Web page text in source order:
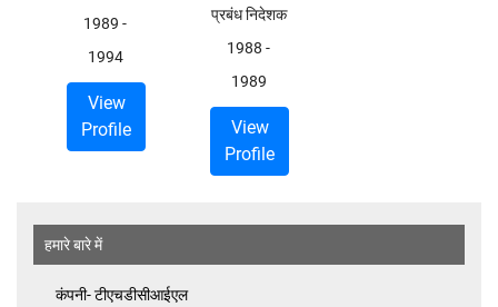
1989 -
1994
View
Profile
प्रबंध निदेशक
1988 -
1989
View
Profile
हमारे बारे में
कंपनी- टीएचडीसीआईएल